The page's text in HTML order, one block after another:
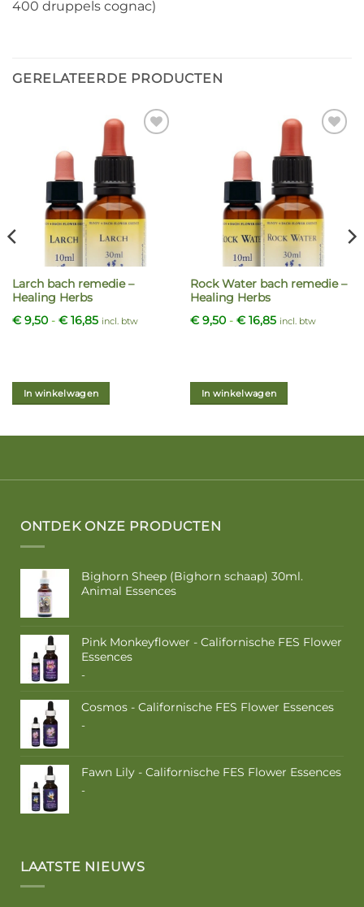
400 druppels cognac)
GERELATEERDE PRODUCTEN
Larch bach remedie –
Healing Herbs
€9,50 - €16,85Prijsklasse:
incl. btw
In winkelwagen
variaties.
kan
gekozen
productpagina
Rock Water bach remedie –
Healing Herbs
€9,50 - €16,85Prijsklasse:
incl. btw
In winkelwagen
variaties.
kan
op
ONTDEK ONZE PRODUCTEN
Bighorn Sheep (Bighorn schaap) 30ml.
Animal Essences
Pink Monkeyflower - Californische FES Flower
Essences
-Prijsklasse:
tot
€ 17,50
Cosmos - Californische FES Flower Essences
-Prijsklasse:
€ 17,50
Fawn Lily - Californische FES Flower Essences
-Prijsklasse:
LAATSTE NIEUWS